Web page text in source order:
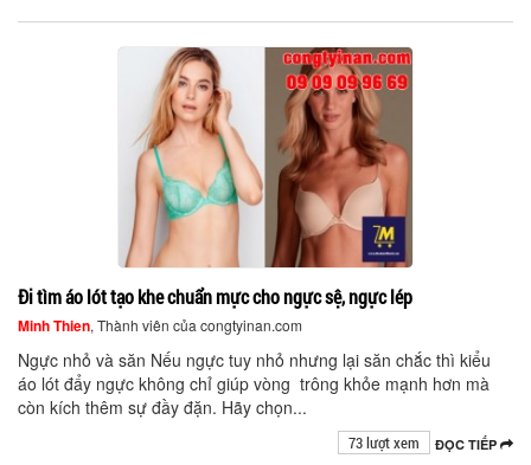
Đi tìm áo lót tạo khe chuẩn mực cho ngực sệ, ngực lép
Minh Thien, Thành viên của congtyinan.com
Ngực nhỏ và săn Nếu ngực tuy nhỏ nhưng lại săn chắc thì kiểu
áo lót đẩy ngực không chỉ giúp vòng trông khỏe mạnh hơn mà
còn kích thêm sự đầy đặn. Hãy chọn...
ĐỌC TIẾP
73 lượt xem